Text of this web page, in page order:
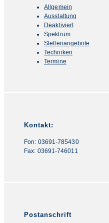
Allgemein
Ausstattung
Deaktiviert
Spektrum
Stellenangebote
Techniken
Termine
Kontakt:
Fon: 03691-785430
Fax: 03691-746011
Postanschrift